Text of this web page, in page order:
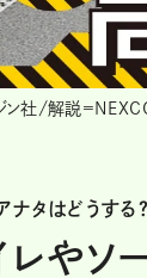
ン社/解説
ナタはどうする
レやソ